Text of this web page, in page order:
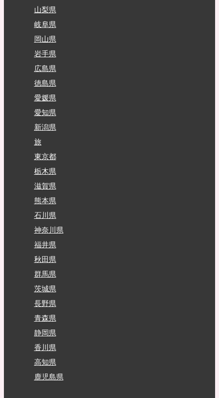
山梨県
岐阜県
岡山県
岩手県
広島県
徳島県
愛媛県
愛知県
新潟県
旅
東京都
栃木県
滋賀県
熊本県
石川県
神奈川県
福井県
秋田県
群馬県
茨城県
長野県
青森県
静岡県
香川県
高知県
鹿児島県